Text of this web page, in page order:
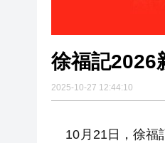
徐福記2026
2025-10-27 12:44:10
10月21日，徐福